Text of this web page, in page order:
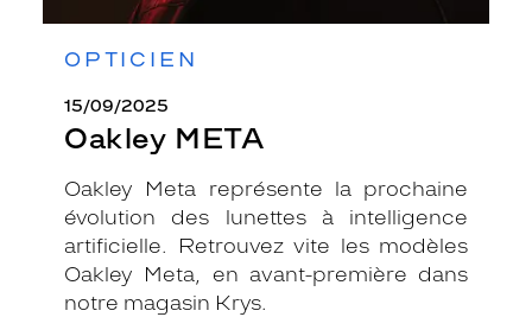
OPTICIEN
15/09/2025
Oakley META
Oakley Meta représente la prochaine
évolution des lunettes à intelligence
artificielle. Retrouvez vite les modèles
Oakley Meta, en avant-première dans
notre magasin Krys.